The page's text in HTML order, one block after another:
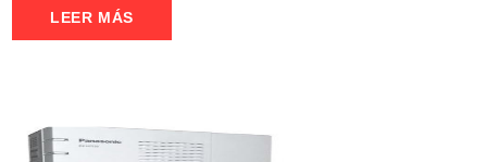
LEER MÁS